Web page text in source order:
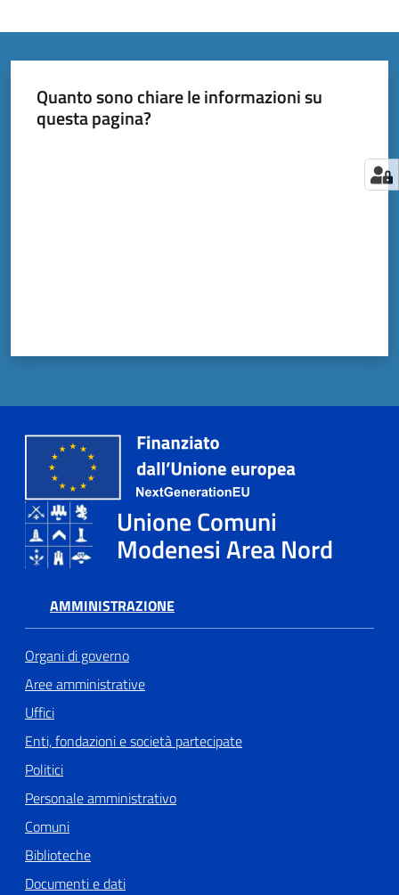
Quanto sono chiare le informazioni su
questa pagina?
Unione Comuni
Modenesi Area Nord
AMMINISTRAZIONE
Organi di governo
Aree amministrative
Uffici
Enti, fondazioni e società partecipate
Politici
Personale amministrativo
Comuni
Biblioteche
Documenti e dati